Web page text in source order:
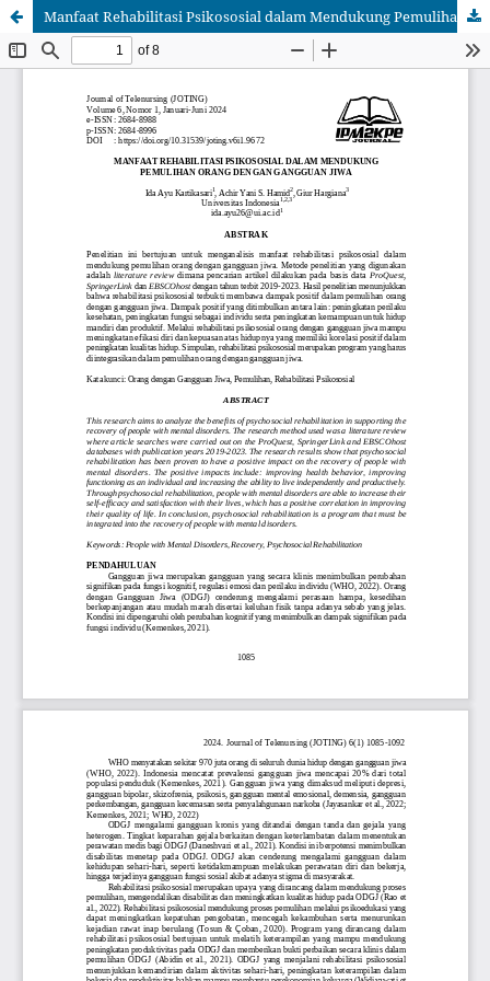
Manfaat Rehabilitasi Psikososial dalam Mendukung Pemulihan Orang dengan Gangguan Jiwa